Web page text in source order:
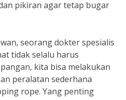
pikiran agar tetap bugar
seorang dokter spesialis
tidak selalu harus
kita bisa melakukan
peralatan sederhana
rope. Yang penting